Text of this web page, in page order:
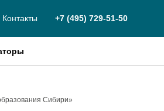
Контакты +7 (495) 729-51-50
Сибири»